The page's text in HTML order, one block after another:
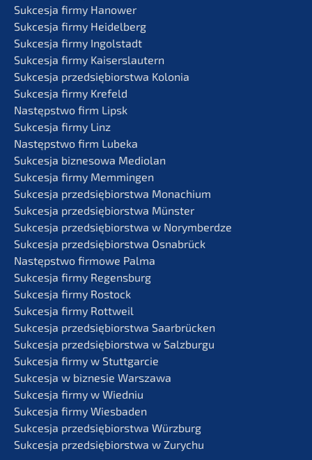
Sukces­ja firmy Hanower
Sukces­ja firmy Heidelberg
Sukces­ja firmy Ingolstadt
Sukces­ja firmy Kaiserslautern
Sukces­ja przedsię­bi­orst­wa Kolonia
Sukces­ja firmy Krefeld
Następst­wo firm Lipsk
Sukces­ja firmy Linz
Następst­wo firm Lubeka
Sukces­ja bizne­so­wa Mediolan
Sukces­ja firmy Memmingen
Sukces­ja przedsię­bi­orst­wa Monachium
Sukces­ja przedsię­bi­orst­wa Münster
Sukces­ja przedsię­bi­orst­wa w Norymberdze
Sukces­ja przedsię­bi­orst­wa Osnabrück
Następst­wo firmo­we Palma
Sukces­ja firmy Regensburg
Sukces­ja firmy Rostock
Sukces­ja firmy Rottweil
Sukces­ja przedsię­bi­orst­wa Saarbrücken
Sukces­ja przedsię­bi­orst­wa w Salzburgu
Sukces­ja firmy w Stuttgarcie
Sukces­ja w bizne­sie Warszawa
Sukces­ja firmy w Wiedniu
Sukces­ja firmy Wiesbaden
Sukces­ja przedsię­bi­orst­wa Würzburg
Sukces­ja przedsię­bi­orst­wa w Zurychu